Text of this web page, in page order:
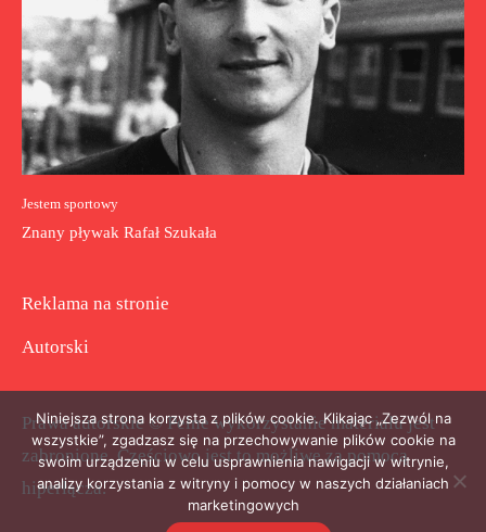
Jestem sportowy
Znany pływak Rafał Szukała
Reklama na stronie
Autorski
Prawa autorskie © Pełne wykorzystanie materiału jest
zabronione. Częściowo jest to możliwe za pomocą
hiperłącza.
Niniejsza strona korzysta z plików cookie. Klikając „Zezwól na
wszystkie”, zgadzasz się na przechowywanie plików cookie na
swoim urządzeniu w celu usprawnienia nawigacji w witrynie,
analizy korzystania z witryny i pomocy w naszych działaniach
marketingowych